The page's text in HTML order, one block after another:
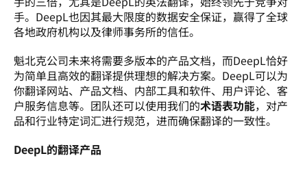
手。DeepL也因其最大限度的数据安全保证，赢得了全球
各地政府机构以及律师事务所的信任。
魁北克公司未来将需要多版本的产品文档，而DeepL恰好
为简单且高效的翻译提供理想的解决方案。DeepL可以为
你翻译网站、产品文档、内部工具和软件、用户评论、客
户服务信息等。团队还可以使用我们的术语表功能，对产
品和行业特定词汇进行规范，进而确保翻译的一致性。
DeepL的翻译产品